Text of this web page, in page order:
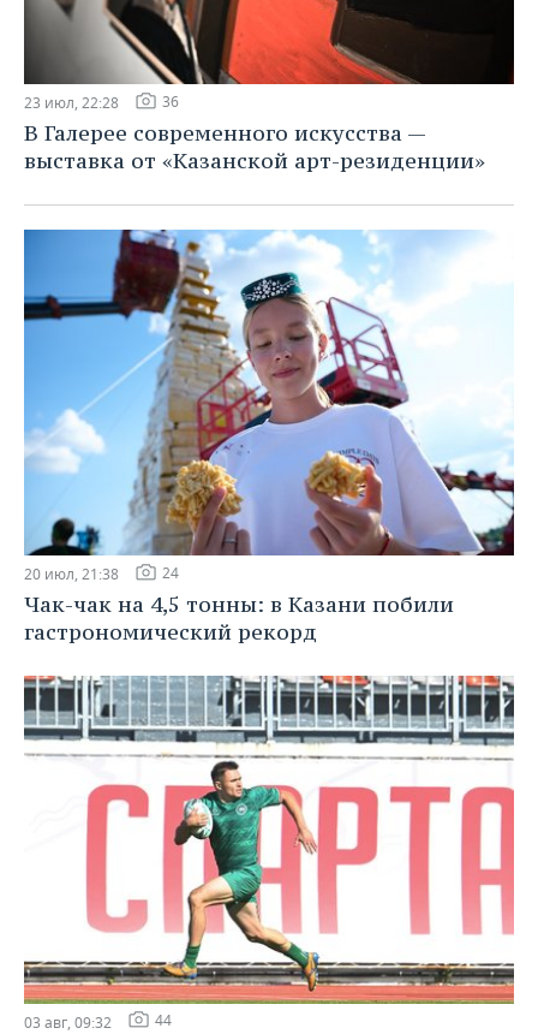
23 июл, 22:28 36
В Галерее современного искусства —
выставка от «Казанской арт-резиденции»
20 июл, 21:38 24
Чак-чак на 4,5 тонны: в Казани побили
гастрономический рекорд
03 авг, 09:32 44